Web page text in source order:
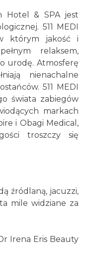
Hotel & SPA jest
511 MEDI
którym jakość i
relaksem,
urodę. Atmosferę
nienachalne
511 MEDI
świata zabiegów
markach
i Obagi Medical,
troszczy się
źródlaną, jacuzzi,
mile widziane za
Irena Eris Beauty